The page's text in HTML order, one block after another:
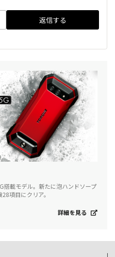
返信する
搭載モデル。新たに泡ハンドソープ
項目にクリア。
詳細を見る